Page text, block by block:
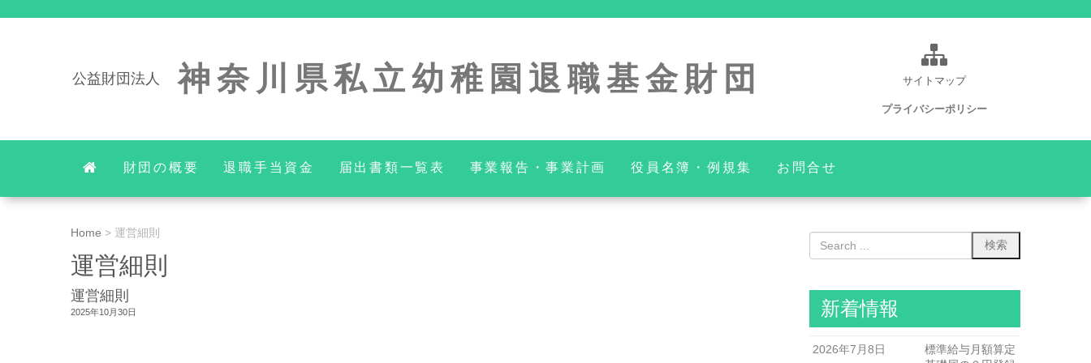
公益財団法人 神奈川県私立幼稚園退職基金財団 サイトマップ
プライバシーポリシー
財団の概要 退職手当資金 届出書類一覧表 事業報告・事業計画 役員名簿・例規集 お問合せ
Home > 運営細則
運営細則
運営細則
2025年10月30日 新着情報
2026年7月8日
標準給与月額算定